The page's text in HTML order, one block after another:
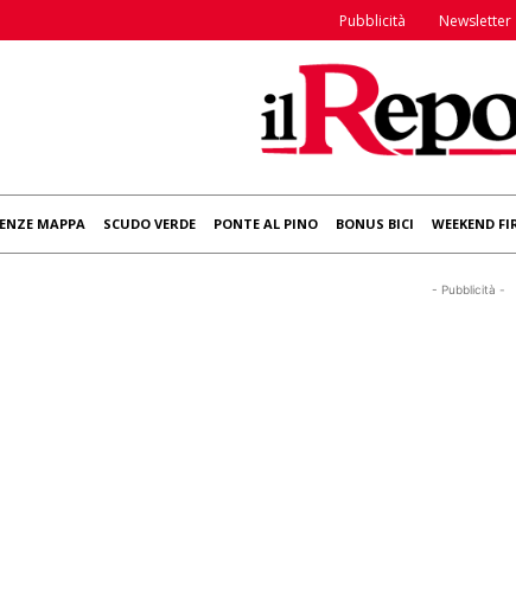
Pubblicità Newsletter
MAPPA SCUDO VERDE PONTE AL PINO BONUS BICI WEEKEND
- Pubblicità -